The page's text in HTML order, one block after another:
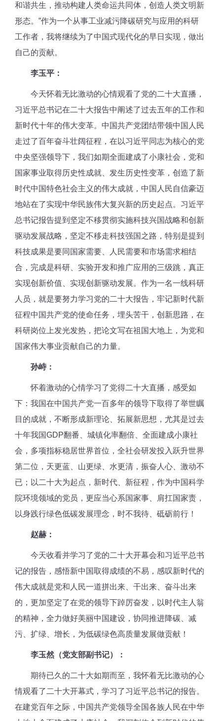
和谐共生，推动构建人类命运共同体，创造人类文明新
形态。”作为一个从事工业减污降碳研究与应用的科研
工作者，我将继续为了中国式现代化的早日实现，做出
自己的贡献。
李玉平：
今天怀着无比激动的心情观看了党的二十大直播，
习近平总书记在二十大报告中阐述了过去五年的工作和
新时代十年的伟大变革。中国共产党团结带领中国人民
走过了百年奋斗壮阔征程，在以习近平同志为核心的党
中央坚强领导下，我们如期全面建成了小康社会，党和
国家事业取得历史性成就、发生历史性变革，创造了新
时代中国特色社会主义的伟大成就，中国人民自信豪迈
地站在了实现中华民族伟大复兴新的历史起点。习近平
总书记报告提到坚定不移贯彻实施科技兴国战略和创新
驱动发展战略，坚定不移走科技强国之路，特别是提到
科技成果是要同国家需要、人民需要和市场需求相结
合，完成是科研、实验开发和推广应用的三级跳，真正
实现创新价值、实现创新驱动发展。作为一名一线科研
人员，就是要努力学习党的二十大报告，牢记新时代新
征程中国共产党的使命任务，埋头苦干，创新思路，在
科研岗位上发光发热，把论文写在祖国大地上，为党和
国家伟大事业贡献自己的力量。
孙峙：
怀着激动的心情学习了党得二十大直播，感受如
下：我国在中国共产党一百多年的领导下取得了举世瞩
目的成就，不断形成新理论、拓展新思想，尤其是过去
十年我国GDP翻番、城镇化率翻倍、全面建成小康社
会，多项指标稳居世界首位，全社会研发投入跃升世界
第二位，天更蓝、山更绿、水更清，振奋人心、激动不
已；以二十大为起点，新时代、新征程，作为中国科学
院环境领域的党员，更应当心系国家事、肩扛国家责，
以身践行绿色低碳发展理念，时不我待、砥砺前行！
赵赫：
今天收看并学习了党的二十大开幕会和习近平总书
记的报告，感悟新中国取得成绩的不易，感叹新时代的
伟大成就是党和人民一道拼出来、干出来、奋斗出来
的，更加坚定了在党的领导下踔厉奋发，以时代主人翁
的精神，全力做好美丽中国建设，协同推进降碳、减
污、扩绿、增长，为低碳绿色高质量发展做贡献！
李玉然（党支部副书记）：
期待已久的二十大如期而至，我怀着无比激动的心
情观看了二十大开幕式，学习了习近平总书记的报告。
在建党百年之际，中国共产党领导全国各族人民在中华